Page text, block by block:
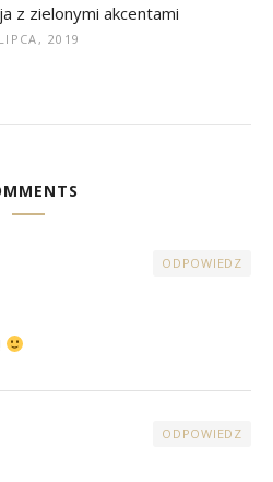
z zielonymi akcentami
2019
ODPOWIEDZ
ODPOWIEDZ